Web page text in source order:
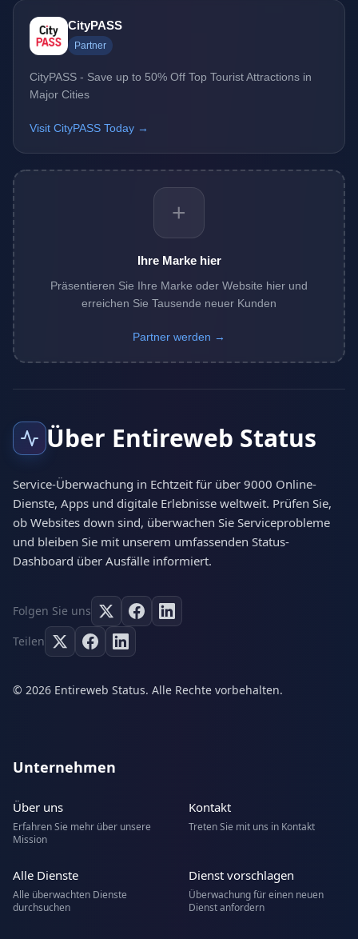
CityPASS
Partner
CityPASS - Save up to 50% Off Top Tourist Attractions in
Major Cities
Visit CityPASS Today →
+
Ihre Marke hier
Präsentieren Sie Ihre Marke oder Website hier und
erreichen Sie Tausende neuer Kunden
Partner werden →
Über Entireweb Status
Service-Überwachung in Echtzeit für über 9000 Online-
Dienste, Apps und digitale Erlebnisse weltweit. Prüfen Sie,
ob Websites down sind, überwachen Sie Serviceprobleme
und bleiben Sie mit unserem umfassenden Status-
Dashboard über Ausfälle informiert.
Folgen Sie uns
Teilen
© 2026 Entireweb Status. Alle Rechte vorbehalten.
Unternehmen
Über uns
Erfahren Sie mehr über unsere
Mission
Kontakt
Treten Sie mit uns in Kontakt
Alle Dienste
Alle überwachten Dienste
durchsuchen
Dienst vorschlagen
Überwachung für einen neuen
Dienst anfordern